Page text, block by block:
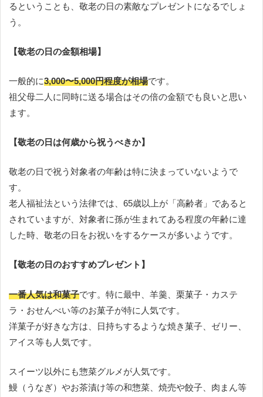
るということも、敬老の日の素敵なプレゼントになるでしょ
う。
【敬老の日の金額相場】
一般的に3,000〜5,000円程度が相場です。
祖父母二人に同時に送る場合はその倍の金額でも良いと思い
ます。
【敬老の日は何歳から祝うべきか】
敬老の日で祝う対象者の年齢は特に決まっていないようで
す。
老人福祉法という法律では、65歳以上が「高齢者」であると
されていますが、対象者に孫が生まれてある程度の年齢に達
した時、敬老の日をお祝いをするケースが多いようです。
【敬老の日のおすすめプレゼント】
一番人気は和菓子です。特に最中、羊羹、栗菓子・カステ
ラ・おせんべい等のお菓子が特に人気です。
洋菓子が好きな方は、日持ちするような焼き菓子、ゼリー、
アイス等も人気です。
スイーツ以外にも惣菜グルメが人気です。
鰻（うなぎ）やお茶漬け等の和惣菜、焼売や餃子、肉まん等